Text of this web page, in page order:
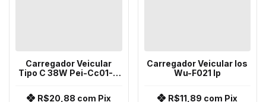
Carregador Veicular
Tipo C 38W Pei-Cc01-C
R$20,88 com Pix
Carregador Veicular Ios
Wu-F021 Ip
R$11,89 com Pix